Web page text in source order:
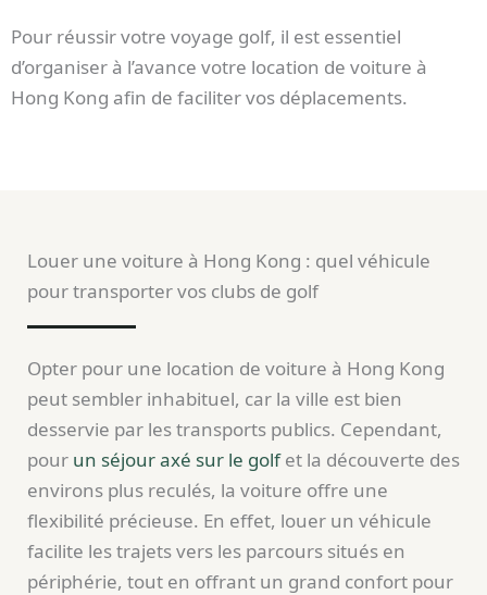
Pour réussir votre voyage golf, il est essentiel
d’organiser à l’avance votre location de voiture à
Hong Kong afin de faciliter vos déplacements.
Louer une voiture à Hong Kong : quel véhicule
pour transporter vos clubs de golf
Opter pour une location de voiture à Hong Kong
peut sembler inhabituel, car la ville est bien
desservie par les transports publics. Cependant,
pour un séjour axé sur le golfet la découverte des
environs plus reculés, la voiture offre une
flexibilité précieuse. En effet, louer un véhicule
facilite les trajets vers les parcours situés en
périphérie, tout en offrant un grand confort pour